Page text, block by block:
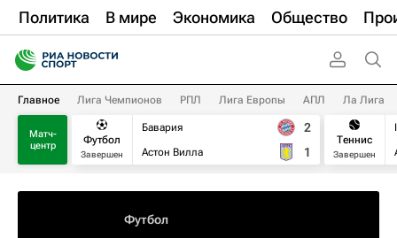
Политика В мире Экономика Общество
Главное Лига Чемпионов РПЛ Лига Европы АПЛ Ла Лига
Матч-
центр
Футбол
Завершен
Бавария
Астон Вилла
2
1
Теннис
Завершен
Футбол